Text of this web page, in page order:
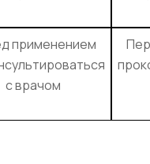
применением
с врачом